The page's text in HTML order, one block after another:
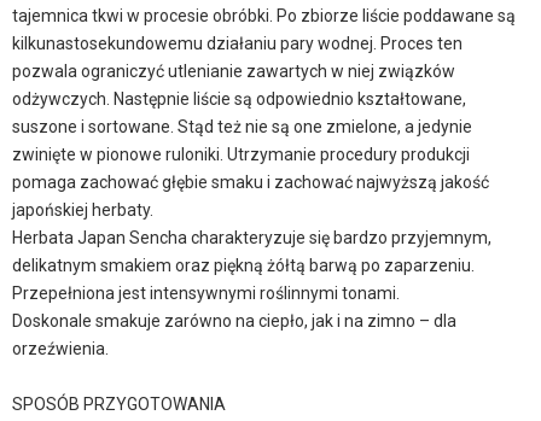
tajemnica tkwi w procesie obróbki. Po zbiorze liście poddawane są
kilkunastosekundowemu działaniu pary wodnej. Proces ten
pozwala ograniczyć utlenianie zawartych w niej związków
odżywczych. Następnie liście są odpowiednio kształtowane,
suszone i sortowane. Stąd też nie są one zmielone, a jedynie
zwinięte w pionowe ruloniki. Utrzymanie procedury produkcji
pomaga zachować głębie smaku i zachować najwyższą jakość
japońskiej herbaty.
Herbata Japan Sencha charakteryzuje się bardzo przyjemnym,
delikatnym smakiem oraz piękną żółtą barwą po zaparzeniu.
Przepełniona jest intensywnymi roślinnymi tonami.
Doskonale smakuje zarówno na ciepło, jak i na zimno – dla
orzeźwienia.
SPOSÓB PRZYGOTOWANIA